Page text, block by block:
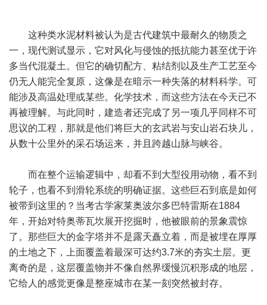
这种类水泥材料被认为是古代建筑中最耐久的物质之
一，现代测试显示，它对风化与侵蚀的抵抗能力甚至优于许
多当代混凝土。但它的确切配方、粘结剂以及生产工艺至今
仍无人能完全复原，这像是在暗示一种失落的材料科学。可
能涉及高温处理或某些。化学技术，而这些方法在今天已不
再被理解。与此同时，建造者还完成了另一项几乎同样不可
思议的工程，那就是他们将巨大的玄武岩与安山岩石块儿，
从数十公里外的采石场运来，并且跨越山脉与峡谷。
而在整个运输逻辑中，却看不到大型役用动物，看不到
轮子，也看不到滑轮系统的明确证据。这些巨石到底是如何
被带到这里的？当考古学家莱奥波尔多巴特雷斯在1884
年，开始对特奥蒂瓦坎展开挖掘时，他被眼前的景象震惊
了。那些巨大的金字塔并不是露天矗立着，而是被埋在厚厚
的土地之下，上面覆盖着最深可达约3.7米的夯实土层。更
离奇的是，这层覆盖物并不像自然界缓慢沉积形成的地层，
它给人的感觉更像是整座城市在某一刻突然被封存。